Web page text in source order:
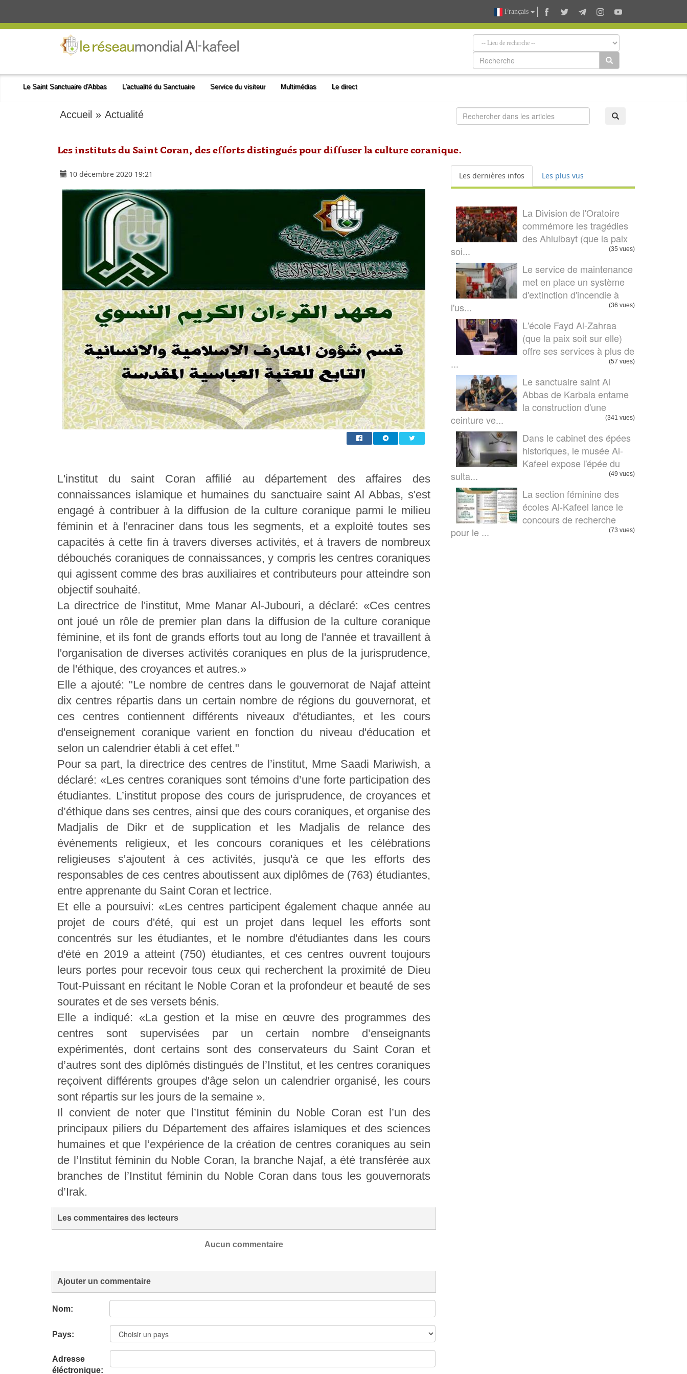
Français
Le Saint Sanctuaire d'Abbas L'actualité du Sanctuaire Service du visiteur Multimédias Le direct
Accueil »Actualité
Les instituts du Saint Coran, des efforts distingués pour diffuser la culture coranique.
10 décembre 2020 19:21
L'institut du saint Coran affilié au département des affaires des
connaissances islamique et humaines du sanctuaire saint Al Abbas, s'est
engagé à contribuer à la diffusion de la culture coranique parmi le milieu
féminin et à l'enraciner dans tous les segments, et a exploité toutes ses
capacités à cette fin à travers diverses activités, et à travers de nombreux
débouchés coraniques de connaissances, y compris les centres coraniques
qui agissent comme des bras auxiliaires et contributeurs pour atteindre son
objectif souhaité.
La directrice de l'institut, Mme Manar Al-Jubouri, a déclaré: «Ces centres
ont joué un rôle de premier plan dans la diffusion de la culture coranique
féminine, et ils font de grands efforts tout au long de l'année et travaillent à
l'organisation de diverses activités coraniques en plus de la jurisprudence,
de l'éthique, des croyances et autres.»
Elle a ajouté: "Le nombre de centres dans le gouvernorat de Najaf atteint
dix centres répartis dans un certain nombre de régions du gouvernorat, et
ces centres contiennent différents niveaux d'étudiantes, et les cours
d'enseignement coranique varient en fonction du niveau d'éducation et
selon un calendrier établi à cet effet."
Pour sa part, la directrice des centres de l’institut, Mme Saadi Mariwish, a
déclaré: «Les centres coraniques sont témoins d’une forte participation des
étudiantes. L’institut propose des cours de jurisprudence, de croyances et
d’éthique dans ses centres, ainsi que des cours coraniques, et organise des
Madjalis de Dikr et de supplication et les Madjalis de relance des
événements religieux, et les concours coraniques et les célébrations
religieuses s'ajoutent à ces activités, jusqu'à ce que les efforts des
responsables de ces centres aboutissent aux diplômes de (763) étudiantes,
entre apprenante du Saint Coran et lectrice.
Et elle a poursuivi: «Les centres participent également chaque année au
projet de cours d'été, qui est un projet dans lequel les efforts sont
concentrés sur les étudiantes, et le nombre d'étudiantes dans les cours
d'été en 2019 a atteint (750) étudiantes, et ces centres ouvrent toujours
leurs portes pour recevoir tous ceux qui recherchent la proximité de Dieu
Tout-Puissant en récitant le Noble Coran et la profondeur et beauté de ses
sourates et de ses versets bénis.
Elle a indiqué: «La gestion et la mise en œuvre des programmes des
centres sont supervisées par un certain nombre d’enseignants
expérimentés, dont certains sont des conservateurs du Saint Coran et
d’autres sont des diplômés distingués de l’Institut, et les centres coraniques
reçoivent différents groupes d'âge selon un calendrier organisé, les cours
sont répartis sur les jours de la semaine ».
Il convient de noter que l’Institut féminin du Noble Coran est l’un des
principaux piliers du Département des affaires islamiques et des sciences
humaines et que l’expérience de la création de centres coraniques au sein
de l’Institut féminin du Noble Coran, la branche Najaf, a été transférée aux
branches de l’Institut féminin du Noble Coran dans tous les gouvernorats
d’Irak.
Les commentaires des lecteurs
Aucun commentaire
Ajouter un commentaire
Nom:
Pays:
Adresse
éléctronique:
Les dernières infos Les plus vus
La Division de l'Oratoire
commémore les tragédies
des Ahlulbayt (que la paix
soi...
(35 vues)
Le service de maintenance
met en place un système
d'extinction d'incendie à
l'us...
(36 vues)
L'école Fayd Al-Zahraa
(que la paix soit sur elle)
offre ses services à plus de
...
(57 vues)
Le sanctuaire saint Al
Abbas de Karbala entame
la construction d'une
ceinture ve...
(341 vues)
Dans le cabinet des épées
historiques, le musée Al-
Kafeel expose l'épée du
sulta...
(49 vues)
La section féminine des
écoles Al-Kafeel lance le
concours de recherche
pour le ...
(73 vues)